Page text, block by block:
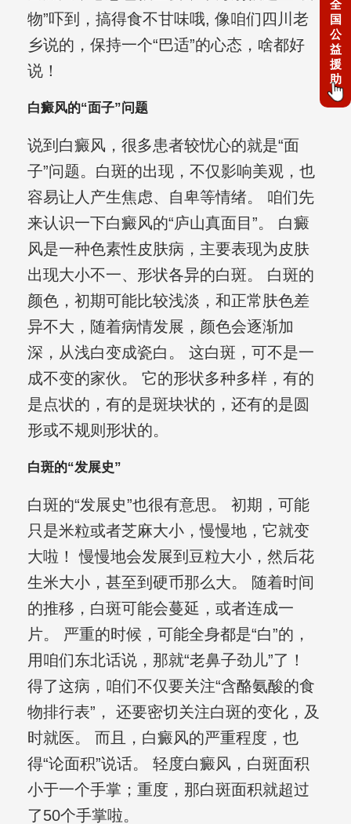
物”吓到，搞得食不甘味哦, 像咱们四川老
乡说的，保持一个“巴适”的心态，啥都好
说！
白癜风的“面子”问题
说到白癜风，很多患者较忧心的就是“面
子”问题。白斑的出现，不仅影响美观，也
容易让人产生焦虑、自卑等情绪。 咱们先
来认识一下白癜风的“庐山真面目”。 白癜
风是一种色素性皮肤病，主要表现为皮肤
出现大小不一、形状各异的白斑。 白斑的
颜色，初期可能比较浅淡，和正常肤色差
异不大，随着病情发展，颜色会逐渐加
深，从浅白变成瓷白。 这白斑，可不是一
成不变的家伙。 它的形状多种多样，有的
是点状的，有的是斑块状的，还有的是圆
形或不规则形状的。
白斑的“发展史”
白斑的“发展史”也很有意思。 初期，可能
只是米粒或者芝麻大小，慢慢地，它就变
大啦！ 慢慢地会发展到豆粒大小，然后花
生米大小，甚至到硬币那么大。 随着时间
的推移，白斑可能会蔓延，或者连成一
片。 严重的时候，可能全身都是“白”的，
用咱们东北话说，那就“老鼻子劲儿”了！
得了这病，咱们不仅要关注“含酪氨酸的食
物排行表”， 还要密切关注白斑的变化，及
时就医。 而且，白癜风的严重程度，也
得“论面积”说话。 轻度白癜风，白斑面积
小于一个手掌；重度，那白斑面积就超过
了50个手掌啦。
全
国
公
益
援
助